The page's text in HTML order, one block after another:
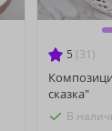
5 (31)
сказка"
В